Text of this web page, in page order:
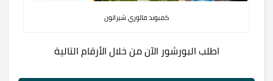
كمبوند فالوري شيراتون
اطلب البورشور الآن من خلال الأرقام التالية